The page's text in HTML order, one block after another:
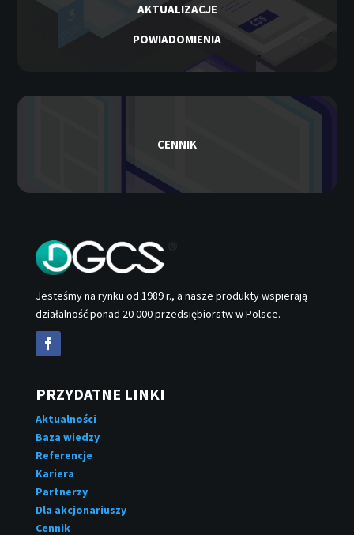
AKTUALIZACJE
POWIADOMIENIA
CENNIK
Jesteśmy na rynku od 1989 r., a nasze produkty wspierają
działalność ponad 20 000 przedsiębiorstw w Polsce.
PRZYDATNE LINKI
Aktualności
Baza wiedzy
Referencje
Kariera
Partnerzy
Dla akcjonariuszy
Cennik